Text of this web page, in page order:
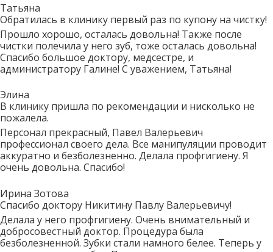
Татьяна
Обратилась в клинику первый раз по купону на чистку!
Прошло хорошо, осталась довольна! Также после
чистки полечила у него зуб, тоже осталась довольна!
Спасибо большое доктору, медсестре, и
администратору Галине! С уважением, Татьяна!
Элина
В клинику пришла по рекомендации и нисколько не
пожалела.
Персонал прекрасный, Павел Валерьевич
профессионал своего дела. Все манипуляции проводит
аккуратно и безболезненно. Делала профгигиену. Я
очень довольна. Спасибо!
Ирина Зотова
Спасибо доктору Никитину Павлу Валерьевичу!
Делала у него профгигиену. Очень внимательный и
добросовестный доктор. Процедура была
безболезненной. Зубки стали намного белее. Теперь у